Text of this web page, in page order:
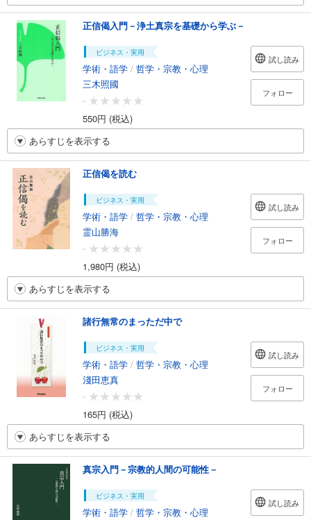
正信偈入門－浄土真宗を基礎から学ぶ－
ビジネス・実用
学術・語学 / 哲学・宗教・心理
三木照國
-
550円 (税込)
試し読み
フォロー
あらすじを表示する
正信偈を読む
ビジネス・実用
学術・語学 / 哲学・宗教・心理
霊山勝海
-
1,980円 (税込)
試し読み
フォロー
あらすじを表示する
諸行無常のまっただ中で
ビジネス・実用
学術・語学 / 哲学・宗教・心理
淺田恵真
-
165円 (税込)
試し読み
フォロー
あらすじを表示する
真宗入門－宗教的人間の可能性－
ビジネス・実用
学術・語学 / 哲学・宗教・心理
試し読み